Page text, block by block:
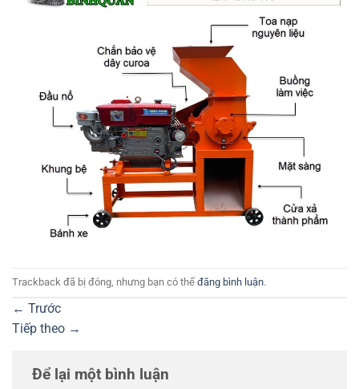
Trackback đã bị đóng, nhưng bạn có thể đăng bình luận.
← Trước
Tiếp theo →
Để lại một bình luận